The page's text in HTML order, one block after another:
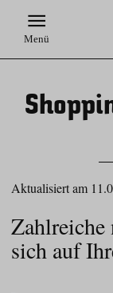
Menü
Aktualisiert am
Zahlreiche
sich auf